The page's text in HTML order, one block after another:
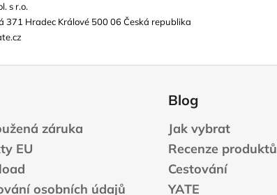
s r.o.
371 Hradec Králové 500 06 Česká republika
záruka
EU
osobních údajů
Blog
Jak vybrat
Recenze produktů
Cestování
YATE